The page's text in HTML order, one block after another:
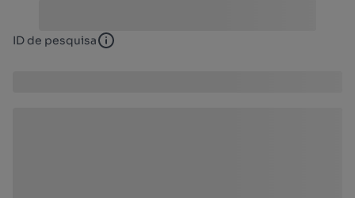
ID de pesquisa ID de pesquisa